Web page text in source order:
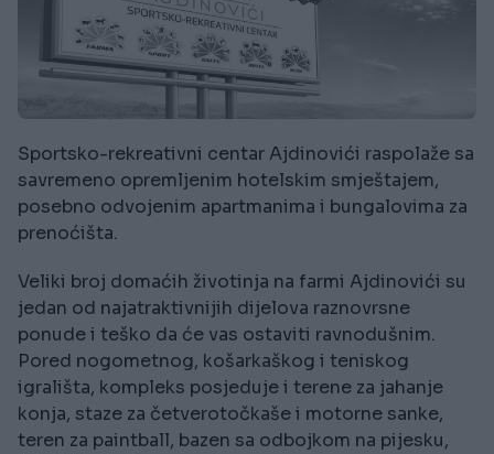
Sportsko-rekreativni centar Ajdinovići raspolaže sa
savremeno opremljenim hotelskim smještajem,
posebno odvojenim apartmanima i bungalovima za
prenoćišta.
Veliki broj domaćih životinja na farmi Ajdinovići su
jedan od najatraktivnijih dijelova raznovrsne
ponude i teško da će vas ostaviti ravnodušnim.
Pored nogometnog, košarkaškog i teniskog
igrališta, kompleks posjeduje i terene za jahanje
konja, staze za četverotočkaše i motorne sanke,
teren za paintball, bazen sa odbojkom na pijesku,